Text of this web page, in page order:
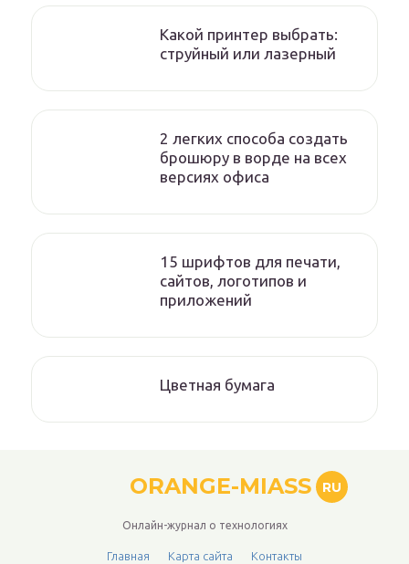
Какой принтер выбрать:
струйный или лазерный
2 легких способа создать
брошюру в ворде на всех
версиях офиса
15 шрифтов для печати,
сайтов, логотипов и
приложений
Цветная бумага
ORANGE-MIASS RU
Онлайн-журнал о технологиях
Главная Карта сайта Контакты